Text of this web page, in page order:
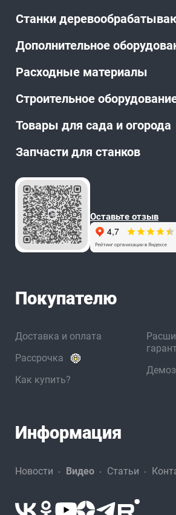
Станки
Дополнительное
Расходные материалы
Строительное
Товары для сада и огорода
Запчасти для станков
Оставьте отзыв
Покупателю
Доставка и оплата
Рассрочка
Как купить?
Информация
Новости Видео Статьи